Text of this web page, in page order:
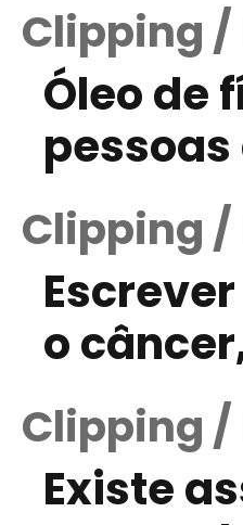
Clipping /
Óleo de
Clipping /
o
Clipping /
Existe